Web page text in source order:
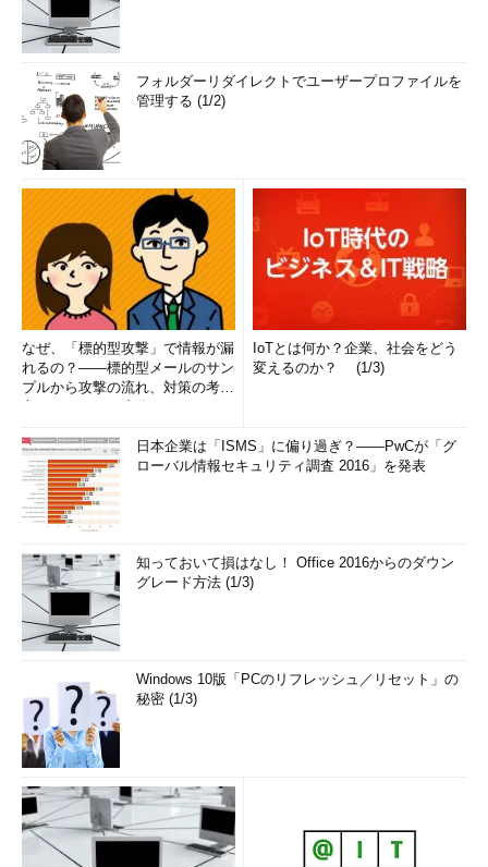
フォルダーリダイレクトでユーザープロファイルを
管理する (1/2)
なぜ、「標的型攻撃」で情報が漏
れるの？――標的型メールのサン
プルから攻撃の流れ、対策の考え
IoTとは何か？企業、社会をどう
変えるのか？ (1/3)
日本企業は「ISMS」に偏り過ぎ？――PwCが「グ
ローバル情報セキュリティ調査 2016」を発表
知っておいて損はなし！ Office 2016からのダウン
グレード方法 (1/3)
Windows 10版「PCのリフレッシュ／リセット」の
秘密 (1/3)